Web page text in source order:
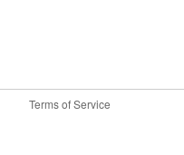
Terms of Service